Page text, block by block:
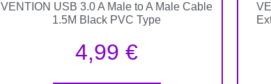
VENTION USB 3.0 A Male to A Male Cable
1.5M Black PVC Type
4,99€